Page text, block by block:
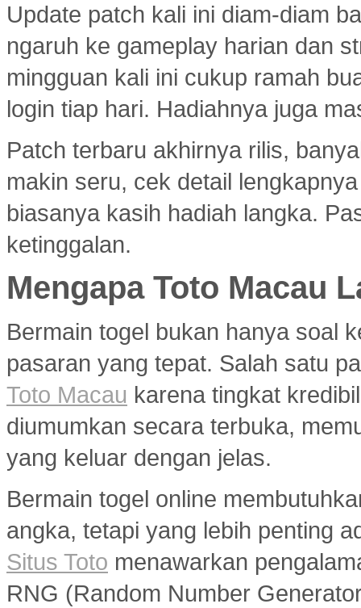
Update patch kali ini diam-diam
ngaruh ke gameplay harian dan
mingguan kali ini cukup ramah
login tiap hari. Hadiahnya juga
Patch terbaru akhirnya rilis,
makin seru, cek detail
biasanya kasih hadiah langka.
ketinggalan.
Mengapa Toto Macau
Bermain togel bukan hanya soal
pasaran yang tepat. Salah satu
Toto Macau karena tingkat
diumumkan secara terbuka,
yang keluar dengan jelas.
Bermain togel online
angka, tetapi yang lebih penting
Situs Toto menawarkan
RNG (Random Number